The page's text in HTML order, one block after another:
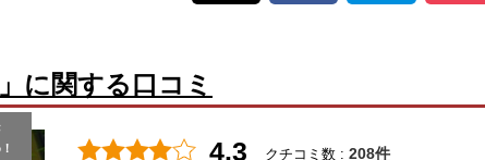
関する口コミ
4.3 クチコミ数 : 208件